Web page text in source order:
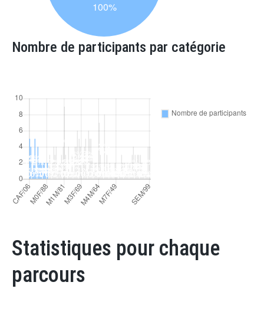
Nombre de participants par catégorie
Statistiques pour chaque
parcours